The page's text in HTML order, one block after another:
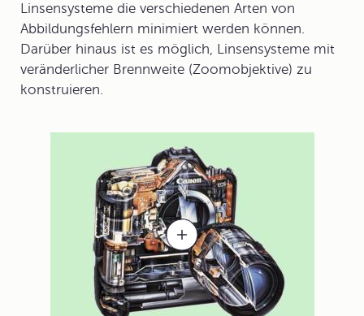
Linsensysteme die verschiedenen Arten von
Abbildungsfehlern minimiert werden können.
Darüber hinaus ist es möglich, Linsensysteme mit
veränderlicher Brennweite (Zoomobjektive) zu
konstruieren.